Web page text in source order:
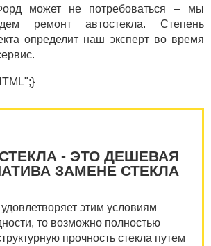
может не потребоваться – мы
ремонт автостекла. Степень
определит наш эксперт во время
- ЭТО ДЕШЕВАЯ
ЗАМЕНЕ СТЕКЛА
этим условиям
то возможно полностью
прочность стекла путем